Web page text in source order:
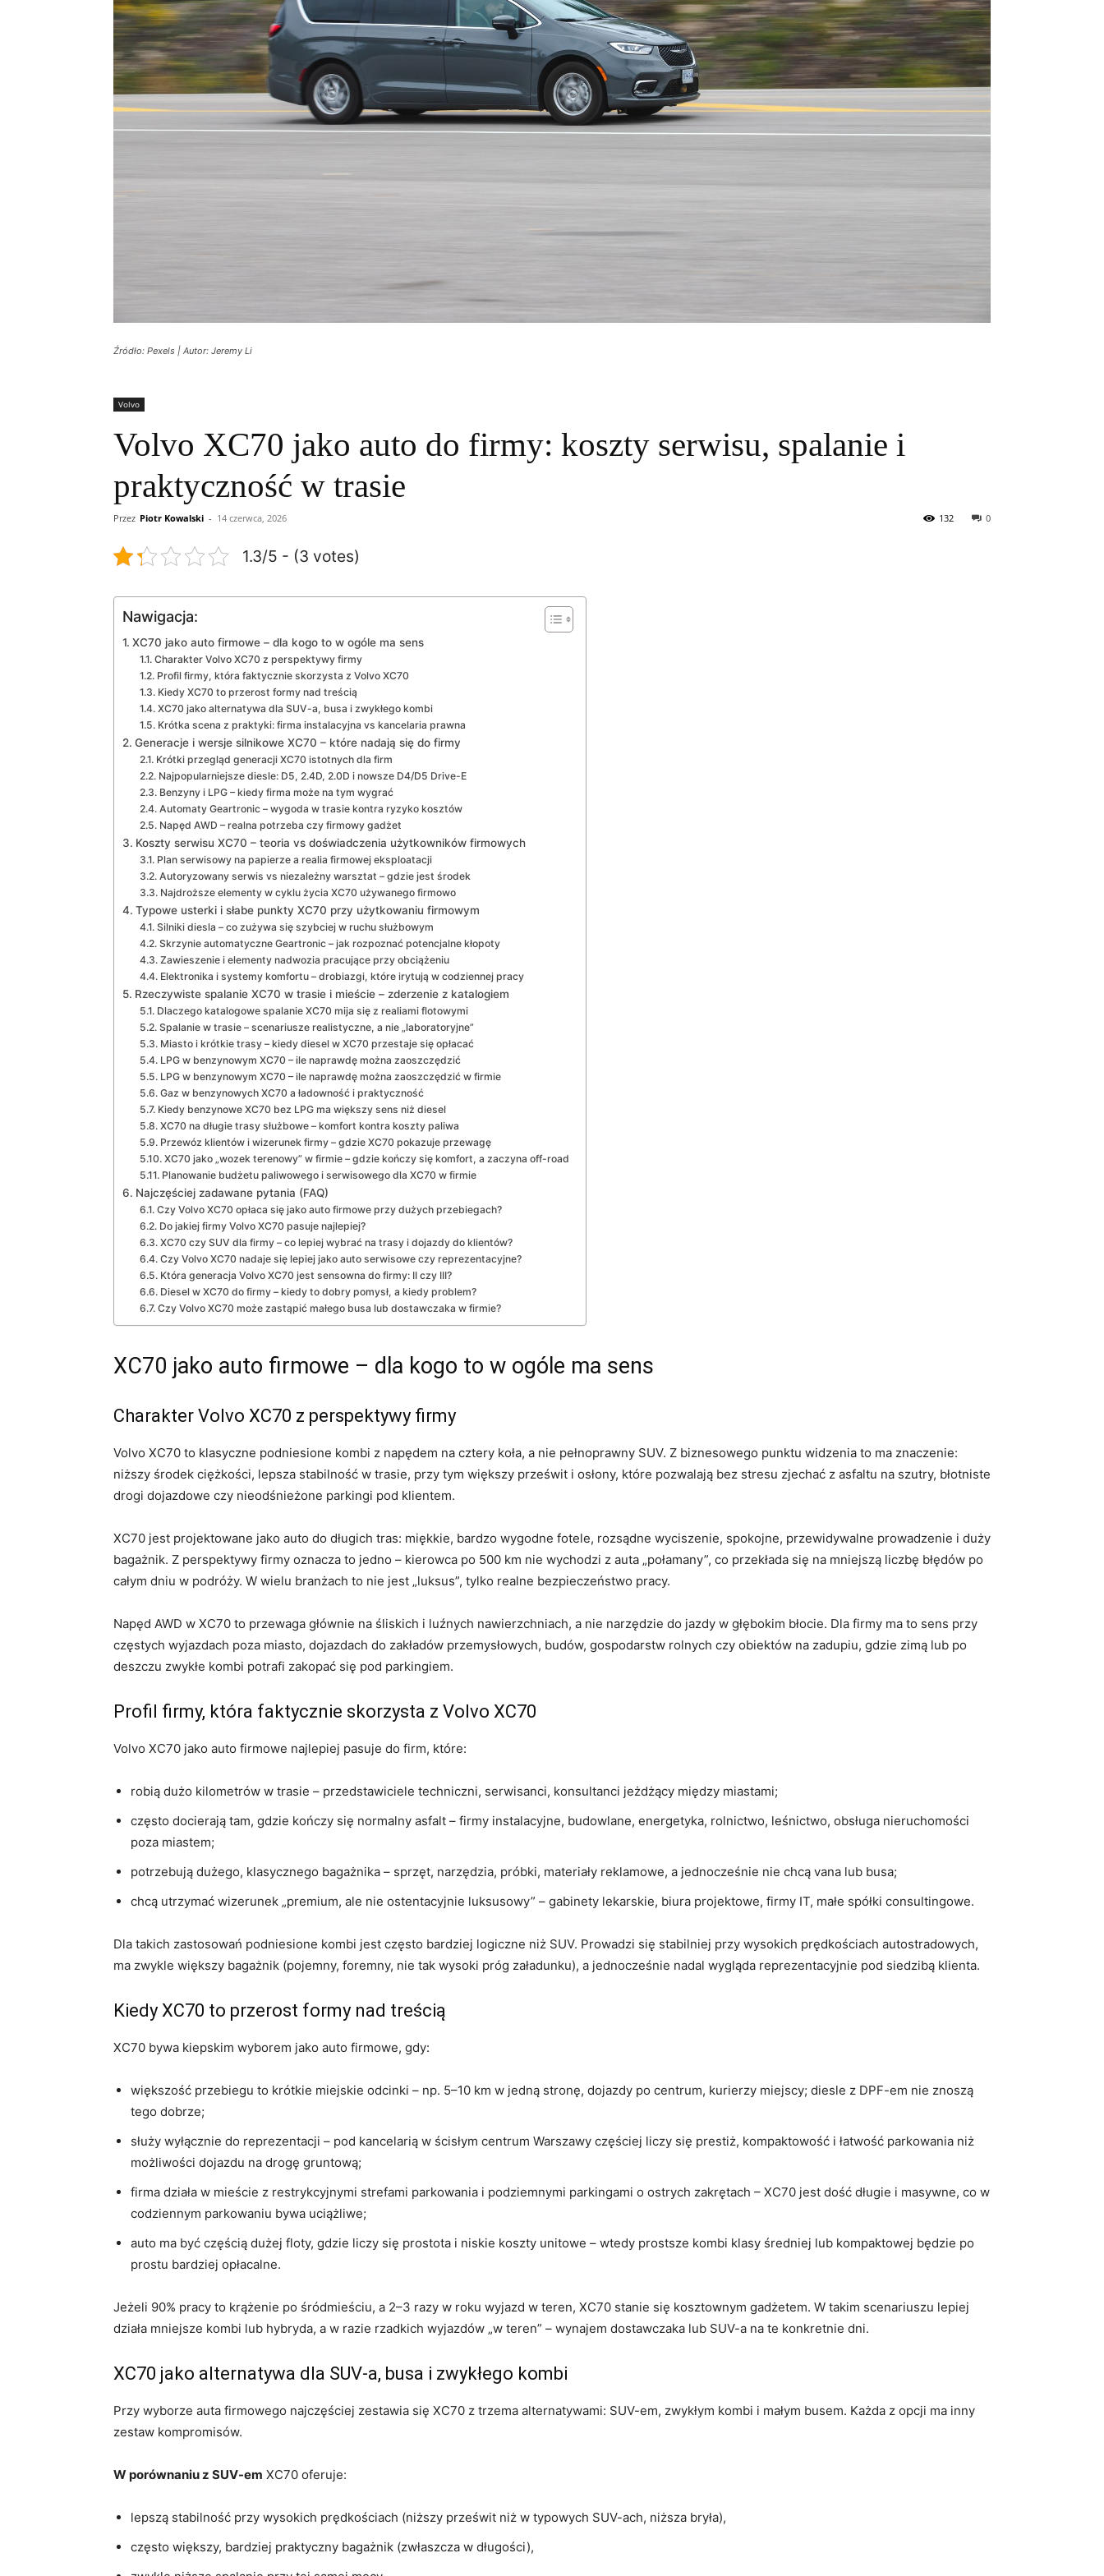
Źródło: Pexels | Autor: Jeremy Li
Volvo
Volvo XC70 jako auto do firmy: koszty serwisu, spalanie i
praktyczność w trasie
Przez Piotr Kowalski - 14 czerwca, 2026 0
132
1.3/5 - (3 votes)
Nawigacja:
XC70 jako auto firmowe – dla kogo to w ogóle ma sens
Charakter Volvo XC70 z perspektywy firmy
Profil firmy, która faktycznie skorzysta z Volvo XC70
Kiedy XC70 to przerost formy nad treścią
XC70 jako alternatywa dla SUV-a, busa i zwykłego kombi
Krótka scena z praktyki: firma instalacyjna vs kancelaria prawna
Generacje i wersje silnikowe XC70 – które nadają się do firmy
Krótki przegląd generacji XC70 istotnych dla firm
Najpopularniejsze diesle: D5, 2.4D, 2.0D i nowsze D4/D5 Drive-E
Benzyny i LPG – kiedy firma może na tym wygrać
Automaty Geartronic – wygoda w trasie kontra ryzyko kosztów
Napęd AWD – realna potrzeba czy firmowy gadżet
Koszty serwisu XC70 – teoria vs doświadczenia użytkowników firmowych
Plan serwisowy na papierze a realia firmowej eksploatacji
Autoryzowany serwis vs niezależny warsztat – gdzie jest środek
Najdroższe elementy w cyklu życia XC70 używanego firmowo
Typowe usterki i słabe punkty XC70 przy użytkowaniu firmowym
Silniki diesla – co zużywa się szybciej w ruchu służbowym
Skrzynie automatyczne Geartronic – jak rozpoznać potencjalne kłopoty
Zawieszenie i elementy nadwozia pracujące przy obciążeniu
Elektronika i systemy komfortu – drobiazgi, które irytują w codziennej pracy
Rzeczywiste spalanie XC70 w trasie i mieście – zderzenie z katalogiem
Dlaczego katalogowe spalanie XC70 mija się z realiami flotowymi
Spalanie w trasie – scenariusze realistyczne, a nie „laboratoryjne”
Miasto i krótkie trasy – kiedy diesel w XC70 przestaje się opłacać
LPG w benzynowym XC70 – ile naprawdę można zaoszczędzić
LPG w benzynowym XC70 – ile naprawdę można zaoszczędzić w firmie
Gaz w benzynowych XC70 a ładowność i praktyczność
Kiedy benzynowe XC70 bez LPG ma większy sens niż diesel
XC70 na długie trasy służbowe – komfort kontra koszty paliwa
Przewóz klientów i wizerunek firmy – gdzie XC70 pokazuje przewagę
XC70 jako „wozek terenowy” w firmie – gdzie kończy się komfort, a zaczyna off-road
Planowanie budżetu paliwowego i serwisowego dla XC70 w firmie
Najczęściej zadawane pytania (FAQ)
Czy Volvo XC70 opłaca się jako auto firmowe przy dużych przebiegach?
Do jakiej firmy Volvo XC70 pasuje najlepiej?
XC70 czy SUV dla firmy – co lepiej wybrać na trasy i dojazdy do klientów?
Czy Volvo XC70 nadaje się lepiej jako auto serwisowe czy reprezentacyjne?
Która generacja Volvo XC70 jest sensowna do firmy: II czy III?
Diesel w XC70 do firmy – kiedy to dobry pomysł, a kiedy problem?
Czy Volvo XC70 może zastąpić małego busa lub dostawczaka w firmie?
XC70 jako auto firmowe – dla kogo to w ogóle ma sens
Charakter Volvo XC70 z perspektywy firmy
Volvo XC70 to klasyczne podniesione kombi z napędem na cztery koła, a nie pełnoprawny SUV. Z biznesowego punktu widzenia to ma znaczenie:
niższy środek ciężkości, lepsza stabilność w trasie, przy tym większy prześwit i osłony, które pozwalają bez stresu zjechać z asfaltu na szutry, błotniste
drogi dojazdowe czy nieodśnieżone parkingi pod klientem.
XC70 jest projektowane jako auto do długich tras: miękkie, bardzo wygodne fotele, rozsądne wyciszenie, spokojne, przewidywalne prowadzenie i duży
bagażnik. Z perspektywy firmy oznacza to jedno – kierowca po 500 km nie wychodzi z auta „połamany”, co przekłada się na mniejszą liczbę błędów po
całym dniu w podróży. W wielu branżach to nie jest „luksus”, tylko realne bezpieczeństwo pracy.
Napęd AWD w XC70 to przewaga głównie na śliskich i luźnych nawierzchniach, a nie narzędzie do jazdy w głębokim błocie. Dla firmy ma to sens przy
częstych wyjazdach poza miasto, dojazdach do zakładów przemysłowych, budów, gospodarstw rolnych czy obiektów na zadupiu, gdzie zimą lub po
deszczu zwykłe kombi potrafi zakopać się pod parkingiem.
Profil firmy, która faktycznie skorzysta z Volvo XC70
Volvo XC70 jako auto firmowe najlepiej pasuje do firm, które:
robią dużo kilometrów w trasie – przedstawiciele techniczni, serwisanci, konsultanci jeżdżący między miastami;
często docierają tam, gdzie kończy się normalny asfalt – firmy instalacyjne, budowlane, energetyka, rolnictwo, leśnictwo, obsługa nieruchomości
poza miastem;
potrzebują dużego, klasycznego bagażnika – sprzęt, narzędzia, próbki, materiały reklamowe, a jednocześnie nie chcą vana lub busa;
chcą utrzymać wizerunek „premium, ale nie ostentacyjnie luksusowy” – gabinety lekarskie, biura projektowe, firmy IT, małe spółki consultingowe.
Dla takich zastosowań podniesione kombi jest często bardziej logiczne niż SUV. Prowadzi się stabilniej przy wysokich prędkościach autostradowych,
ma zwykle większy bagażnik (pojemny, foremny, nie tak wysoki próg załadunku), a jednocześnie nadal wygląda reprezentacyjnie pod siedzibą klienta.
Kiedy XC70 to przerost formy nad treścią
XC70 bywa kiepskim wyborem jako auto firmowe, gdy:
większość przebiegu to krótkie miejskie odcinki – np. 5–10 km w jedną stronę, dojazdy po centrum, kurierzy miejscy; diesle z DPF-em nie znoszą
tego dobrze;
służy wyłącznie do reprezentacji – pod kancelarią w ścisłym centrum Warszawy częściej liczy się prestiż, kompaktowość i łatwość parkowania niż
możliwości dojazdu na drogę gruntową;
firma działa w mieście z restrykcyjnymi strefami parkowania i podziemnymi parkingami o ostrych zakrętach – XC70 jest dość długie i masywne, co w
codziennym parkowaniu bywa uciążliwe;
auto ma być częścią dużej floty, gdzie liczy się prostota i niskie koszty unitowe – wtedy prostsze kombi klasy średniej lub kompaktowej będzie po
prostu bardziej opłacalne.
Jeżeli 90% pracy to krążenie po śródmieściu, a 2–3 razy w roku wyjazd w teren, XC70 stanie się kosztownym gadżetem. W takim scenariuszu lepiej
działa mniejsze kombi lub hybryda, a w razie rzadkich wyjazdów „w teren” – wynajem dostawczaka lub SUV-a na te konkretnie dni.
XC70 jako alternatywa dla SUV-a, busa i zwykłego kombi
Przy wyborze auta firmowego najczęściej zestawia się XC70 z trzema alternatywami: SUV-em, zwykłym kombi i małym busem. Każda z opcji ma inny
zestaw kompromisów.
W porównaniu z SUV-em XC70 oferuje:
lepszą stabilność przy wysokich prędkościach (niższy prześwit niż w typowych SUV-ach, niższa bryła),
często większy, bardziej praktyczny bagażnik (zwłaszcza w długości),